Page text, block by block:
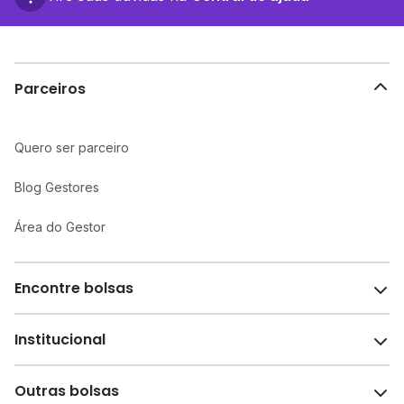
proporcionando um ambiente propício ao
Parceiros
Quero ser parceiro
Blog Gestores
Área do Gestor
Encontre bolsas
Melhores escolas de São Paulo
Escolas por cidade e bairro
Institucional
Sobre o Melhor Escola
Outras bolsas